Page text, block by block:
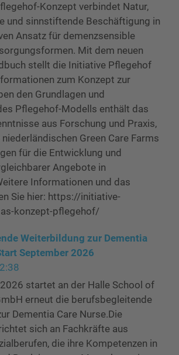
Konzept verbindet Natur,
und sinnstiftende Beschäftigung in
Ansatz für demenzsensible
Mit dem neuen
stellt die Initiative Pflegehof
zum Konzept zur
den Grundlagen und
Pflegehof-Modells enthält das
aus Forschung und Praxis,
Green Care Farms
für die Entwicklung und
Angebote in
Informationen und das
Sie hier: https://initiative-
konzept-pflegehof/
Weiterbildung zur Dementia
September 2026
startet an der Halle School of
erneut die berufsbegleitende
Dementia Care Nurse.Die
sich an Fachkräfte aus
die ihre Kompetenzen in